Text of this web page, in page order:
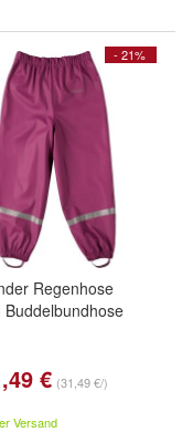
- 21%
Regenhose
Buddelbundhose
€ (31,49 €/)
Versand